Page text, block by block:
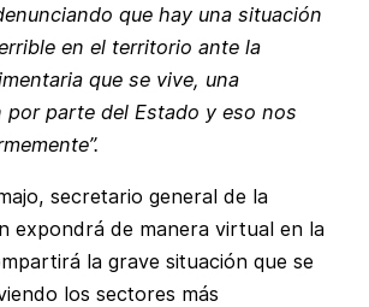
que hay una situación
en el territorio ante la
que se vive, una
por parte del Estado y eso nos
secretario general de la
expondrá de manera virtual en la
la grave situación que se
los sectores más